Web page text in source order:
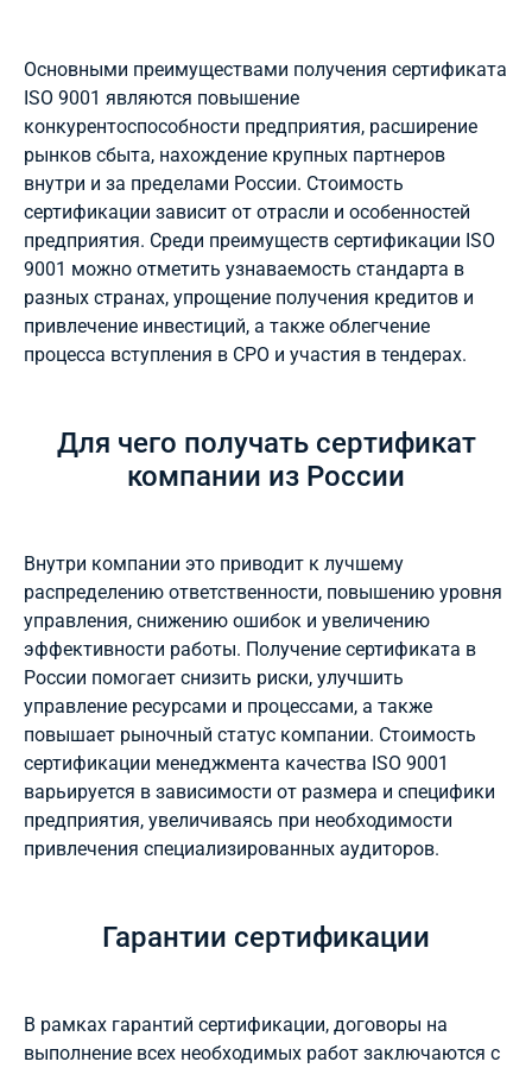
Основными преимуществами получения сертификата
ISO 9001 являются повышение
конкурентоспособности предприятия, расширение
рынков сбыта, нахождение крупных партнеров
внутри и за пределами России. Стоимость
сертификации зависит от отрасли и особенностей
предприятия. Среди преимуществ сертификации ISO
9001 можно отметить узнаваемость стандарта в
разных странах, упрощение получения кредитов и
привлечение инвестиций, а также облегчение
процесса вступления в СРО и участия в тендерах.
Для чего получать сертификат
компании из России
Внутри компании это приводит к лучшему
распределению ответственности, повышению уровня
управления, снижению ошибок и увеличению
эффективности работы. Получение сертификата в
России помогает снизить риски, улучшить
управление ресурсами и процессами, а также
повышает рыночный статус компании. Стоимость
сертификации менеджмента качества ISO 9001
варьируется в зависимости от размера и специфики
предприятия, увеличиваясь при необходимости
привлечения специализированных аудиторов.
Гарантии сертификации
В рамках гарантий сертификации, договоры на
выполнение всех необходимых работ заключаются с